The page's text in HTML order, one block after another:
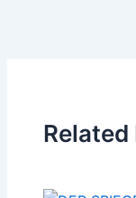
Related